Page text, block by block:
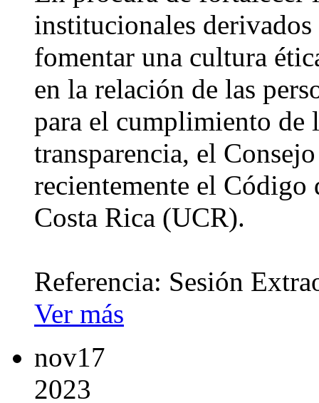
institucionales
fomentar una cultura
en la relación de las
para el cumplimiento
transparencia, el
recientemente el
Costa Rica (UCR).
Referencia: Sesión
Ver más
nov17
2023